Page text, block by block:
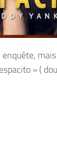
» (